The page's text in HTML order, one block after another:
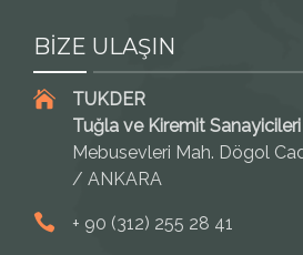
BİZE ULAŞIN
TUKDER
Tuğla ve Kiremit
Mebusevleri Mah. Dögol
/ ANKARA
+ 90 (312) 255 28 41